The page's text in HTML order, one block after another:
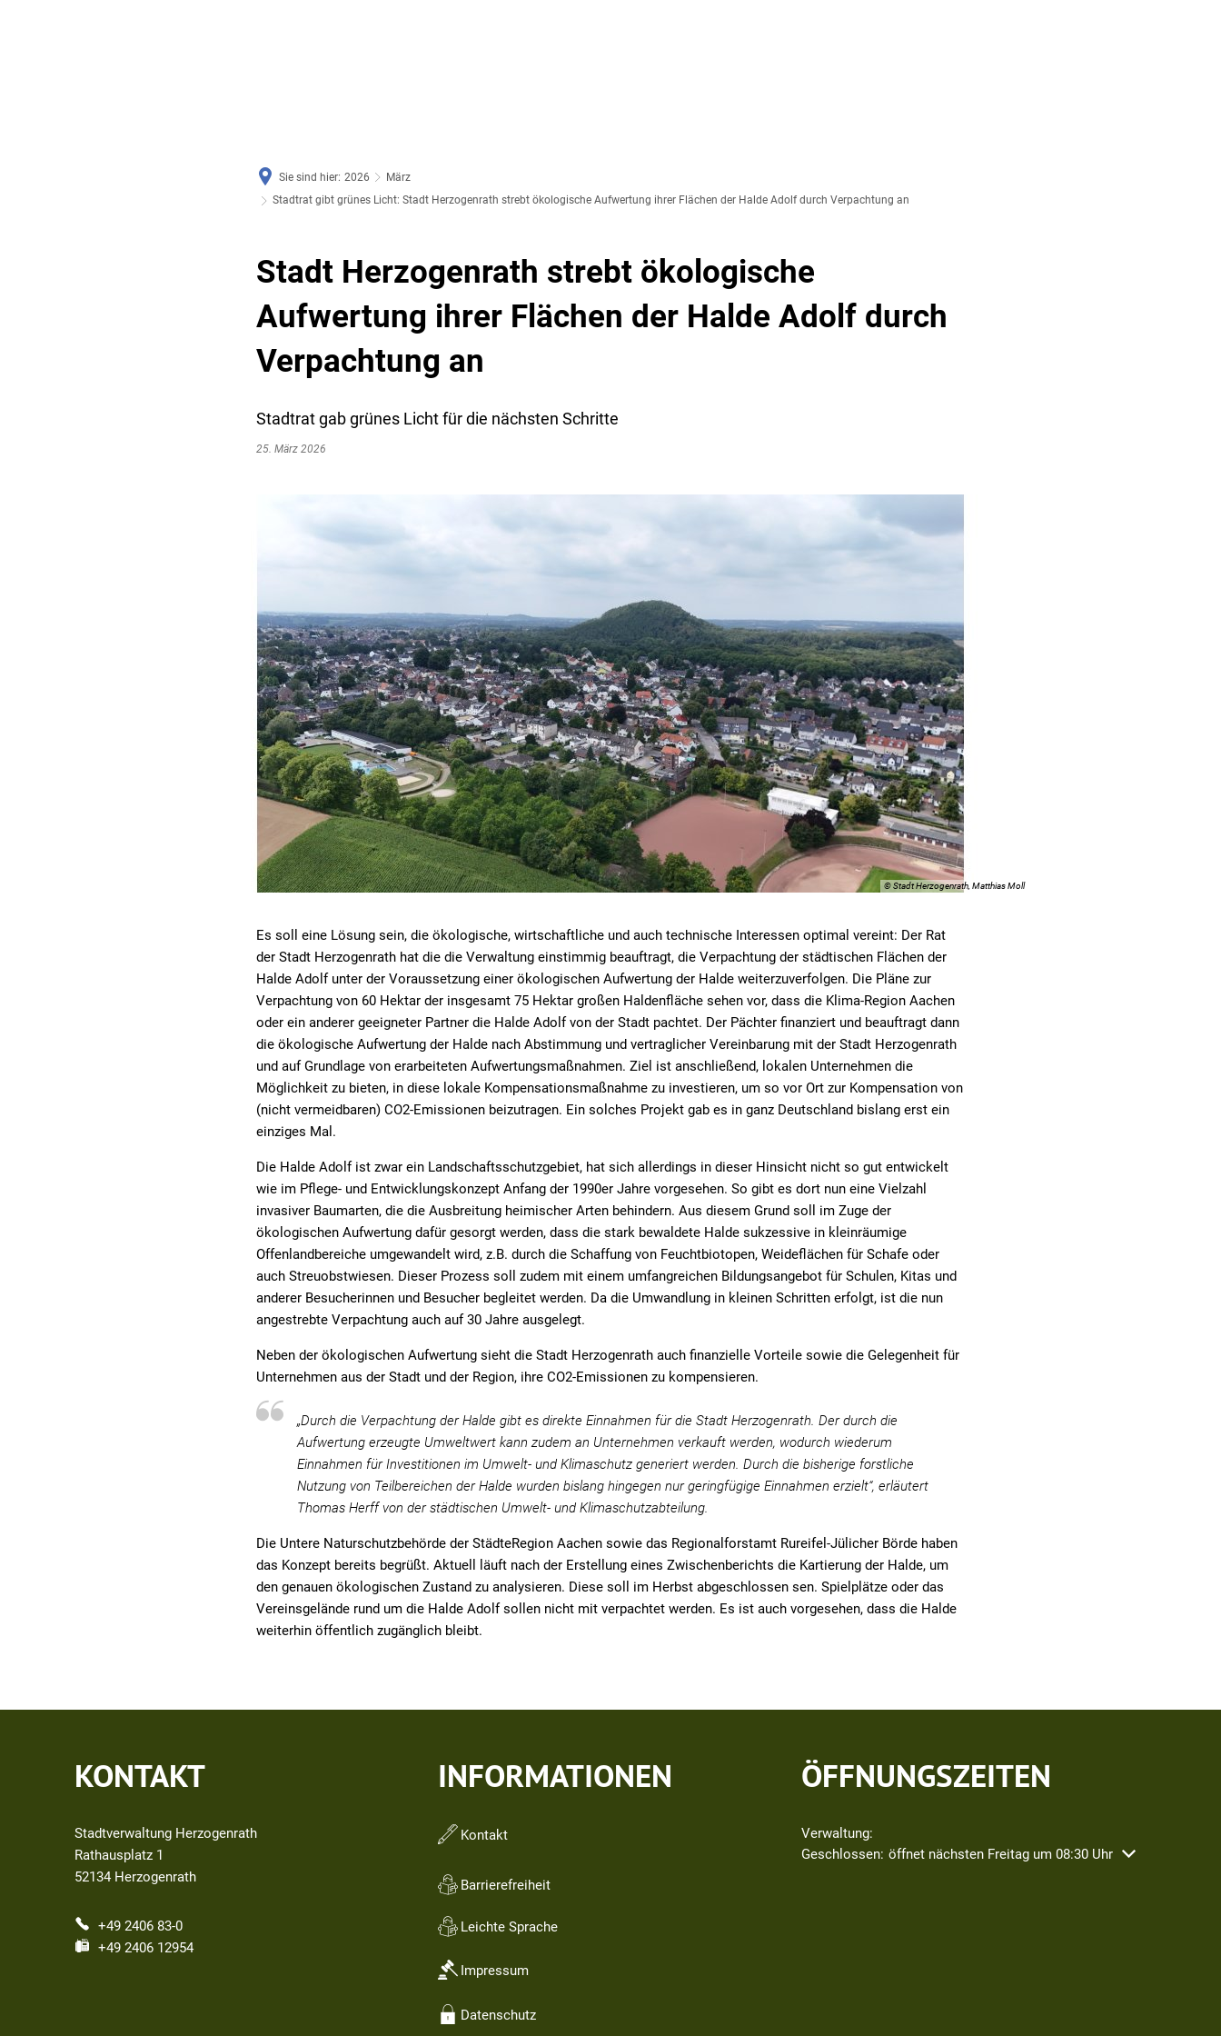
Sie sind hier: 2026
März
Stadtrat gibt grünes Licht: Stadt Herzogenrath strebt ökologische Aufwertung ihrer Flächen der Halde Adolf durch Verpachtung an
Stadt Herzogenrath strebt ökologische
Aufwertung ihrer Flächen der Halde Adolf durch
Verpachtung an
Stadtrat gab grünes Licht für die nächsten Schritte
25. März 2026
© Stadt Herzogenrath, Matthias Moll
Es soll eine Lösung sein, die ökologische, wirtschaftliche und auch technische Interessen optimal vereint: Der Rat
der Stadt Herzogenrath hat die die Verwaltung einstimmig beauftragt, die Verpachtung der städtischen Flächen der
Halde Adolf unter der Voraussetzung einer ökologischen Aufwertung der Halde weiterzuverfolgen. Die Pläne zur
Verpachtung von 60 Hektar der insgesamt 75 Hektar großen Haldenfläche sehen vor, dass die Klima-Region Aachen
oder ein anderer geeigneter Partner die Halde Adolf von der Stadt pachtet. Der Pächter finanziert und beauftragt dann
die ökologische Aufwertung der Halde nach Abstimmung und vertraglicher Vereinbarung mit der Stadt Herzogenrath
und auf Grundlage von erarbeiteten Aufwertungsmaßnahmen. Ziel ist anschließend, lokalen Unternehmen die
Möglichkeit zu bieten, in diese lokale Kompensationsmaßnahme zu investieren, um so vor Ort zur Kompensation von
(nicht vermeidbaren) CO2-Emissionen beizutragen. Ein solches Projekt gab es in ganz Deutschland bislang erst ein
einziges Mal.
Die Halde Adolf ist zwar ein Landschaftsschutzgebiet, hat sich allerdings in dieser Hinsicht nicht so gut entwickelt
wie im Pflege- und Entwicklungskonzept Anfang der 1990er Jahre vorgesehen. So gibt es dort nun eine Vielzahl
invasiver Baumarten, die die Ausbreitung heimischer Arten behindern. Aus diesem Grund soll im Zuge der
ökologischen Aufwertung dafür gesorgt werden, dass die stark bewaldete Halde sukzessive in kleinräumige
Offenlandbereiche umgewandelt wird, z.B. durch die Schaffung von Feuchtbiotopen, Weideflächen für Schafe oder
auch Streuobstwiesen. Dieser Prozess soll zudem mit einem umfangreichen Bildungsangebot für Schulen, Kitas und
anderer Besucherinnen und Besucher begleitet werden. Da die Umwandlung in kleinen Schritten erfolgt, ist die nun
angestrebte Verpachtung auch auf 30 Jahre ausgelegt.
Neben der ökologischen Aufwertung sieht die Stadt Herzogenrath auch finanzielle Vorteile sowie die Gelegenheit für
Unternehmen aus der Stadt und der Region, ihre CO2-Emissionen zu kompensieren.
„Durch die Verpachtung der Halde gibt es direkte Einnahmen für die Stadt Herzogenrath. Der durch die
Aufwertung erzeugte Umweltwert kann zudem an Unternehmen verkauft werden, wodurch wiederum
Einnahmen für Investitionen im Umwelt- und Klimaschutz generiert werden. Durch die bisherige forstliche
Nutzung von Teilbereichen der Halde wurden bislang hingegen nur geringfügige Einnahmen erzielt“, erläutert
Thomas Herff von der städtischen Umwelt- und Klimaschutzabteilung.
Die Untere Naturschutzbehörde der StädteRegion Aachen sowie das Regionalforstamt Rureifel-Jülicher Börde haben
das Konzept bereits begrüßt. Aktuell läuft nach der Erstellung eines Zwischenberichts die Kartierung der Halde, um
den genauen ökologischen Zustand zu analysieren. Diese soll im Herbst abgeschlossen sen. Spielplätze oder das
Vereinsgelände rund um die Halde Adolf sollen nicht mit verpachtet werden. Es ist auch vorgesehen, dass die Halde
weiterhin öffentlich zugänglich bleibt.
KONTAKT
Stadtverwaltung Herzogenrath
Rathausplatz 1
52134 Herzogenrath
+49 2406 83-0
+49 2406 12954
INFORMATIONEN
Kontakt
Barrierefreiheit
Leichte Sprache
Impressum
Datenschutz
ÖFFNUNGSZEITEN
Verwaltung:
Klicken, um weitere Öffnungs- oder Schließzeiten auszublenden
Geschlossen: öffnet nächsten Freitag um 08:30 Uhr